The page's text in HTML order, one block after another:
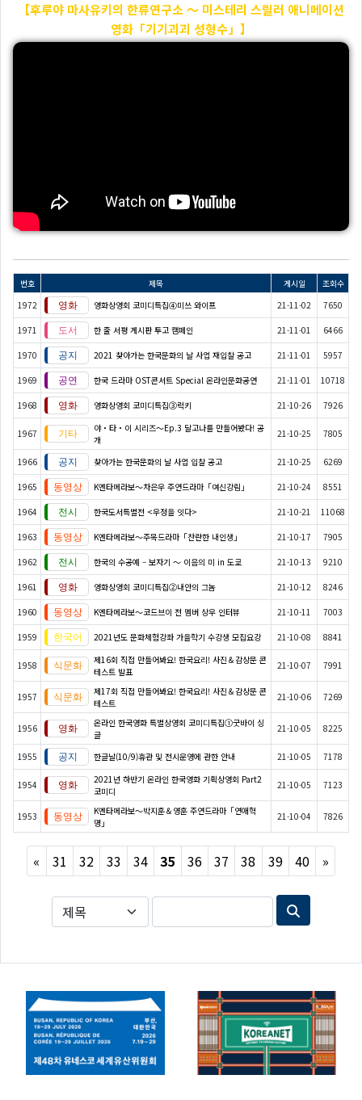
【후루야 마사유키의 한류연구소 〜 미스테리 스릴러 애니메이션
영화「기기괴괴 성형수」】
번호 제목 게시일
조회수
1972
영화상영회 코미디특집④미쓰 와이프 21-11-02 7650
1971 한 줄 서평 게시판 투고 캠페인 21-11-01 6466
1970 2021 찾아가는 한국문화의 날 사업 재입찰 공고 21-11-01 5957
1969 한국 드라마 OST콘서트 Special 온라인문화공연 21-11-01 10718
1968 영화상영회 코미디특집③럭키 21-10-26 7926
1967
야・타・이 시리즈〜Ep.3 달고나를 만들어봤다! 공
개
21-10-25 7805
1966 찾아가는 한국문화의 날 사업 입찰 공고 21-10-25 6269
1965 K엔타메라보～차은우 주연드라마「여신강림」 21-10-24 8551
1964 한국도서특별전 <우정을 잇다> 21-10-21 11068
1963 K엔타메라보～주목드라마「찬란한 내인생」 21-10-17 7905
1962 한국의 수공예 – 보자기 ～ 이음의 미 in 도쿄 21-10-13 9210
1961 영화상영회 코미디특집②내안의 그놈 21-10-12 8246
1960 K엔타메라보～코드브이 전 멤버 상우 인터뷰 21-10-11 7003
1959 2021년도 문화체험강좌 가을학기 수강생 모집요강 21-10-08 8841
1958
제16회 직접 만들어봐요! 한국요리! 사진＆감상문 콘
테스트 발표
21-10-07 7991
1957
제17회 직접 만들어봐요! 한국요리! 사진＆감상문 콘
테스트
21-10-06 7269
1956
온라인 한국영화 특별상영회 코미디특집①굿바이 싱
글
21-10-05 8225
1955 한글날(10/9)휴관 및 전시운영에 관한 안내 21-10-05 7178
1954
2021년 하반기 온라인 한국영화 기획상영회 Part2
코미디
21-10-05 7123
1953
K엔타메라보～박지훈＆영훈 주연드라마「연애혁
명」
21-10-04 7826
« Previous
31 32 33 34 35 36 37 38 39 40 »Next